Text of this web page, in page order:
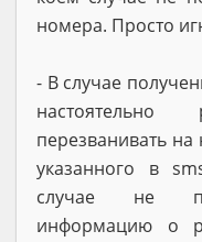
номера. Просто
- В случае
перезванивать
указанного в
случае не
информацию о